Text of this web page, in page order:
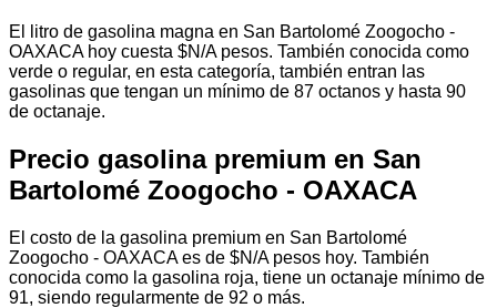
El litro de gasolina magna en San Bartolomé Zoogocho -
OAXACA hoy cuesta $N/A pesos. También conocida como
verde o regular, en esta categoría, también entran las
gasolinas que tengan un mínimo de 87 octanos y hasta 90
de octanaje.
Precio gasolina premium en San
Bartolomé Zoogocho - OAXACA
El costo de la gasolina premium en San Bartolomé
Zoogocho - OAXACA es de $N/A pesos hoy. También
conocida como la gasolina roja, tiene un octanaje mínimo de
91, siendo regularmente de 92 o más.